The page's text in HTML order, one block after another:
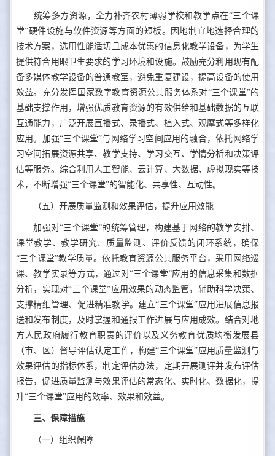
统筹多方资源，全力补齐农村薄弱学校和教学点在“三个课
堂”硬件设施与软件资源等方面的短板。因地制宜地选择合理的
技术方案，选用性能适切且成本优惠的信息化教学设备，为学生
提供符合用眼卫生要求的学习环境和设施。鼓励充分利用现有配
备多媒体教学设备的普通教室，避免重复建设，提高设备的使用
效益。充分发挥国家数字教育资源公共服务体系对“三个课堂”的
基础支撑作用，增强优质教育资源的有效供给和基础数据的互联
互通能力，广泛开展直播式、录播式、植入式、观摩式等多样化
应用。加强“三个课堂”与网络学习空间应用的融合，依托网络学
习空间拓展资源共享、教学支持、学习交互、学情分析和决策评
估等服务。综合利用人工智能、云计算、大数据、虚拟现实等技
术，不断增强“三个课堂”的智能化、共享性、互动性。
（五）开展质量监测和效果评估，提升应用效能
加强对“三个课堂”的统筹管理，构建基于网络的教学安排、
课堂教学、教学研究、质量监测、评价反馈的闭环系统，确保
“三个课堂”教学质量。依托教育资源公共服务平台，采用网络巡
课、教学实录等方式，通过对“三个课堂”应用的信息采集和数据
分析，实现对“三个课堂”应用效果的动态监管，辅助科学决策、
支撑精细管理、促进精准教学。建立“三个课堂”应用进展信息报
送和发布制度，及时掌握和通报工作进展与应用成效。结合对地
方人民政府履行教育职责的评价以及义务教育优质均衡发展县
（市、区）督导评估认定工作，构建“三个课堂”应用质量监测与
效果评估的指标体系，制定评估办法，定期开展测评并发布评估
报告，促进质量监测与效果评估的常态化、实时化、数据化，提
升“三个课堂”应用的效率、效果和效益。
三、保障措施
（一）组织保障